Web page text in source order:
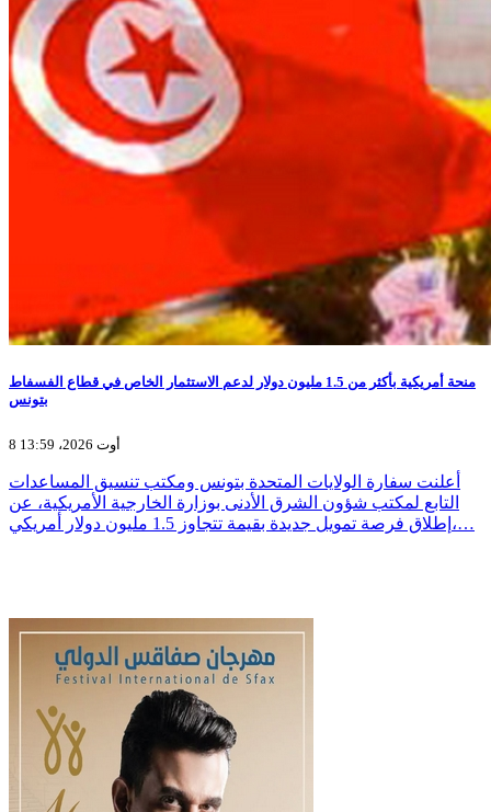
منحة أمريكية بأكثر من 1.5 مليون دولار لدعم الاستثمار الخاص في قطاع الفسفاط
بتونس
8 أوت 2026، 13:59
أعلنت سفارة الولايات المتحدة بتونس ومكتب تنسيق المساعدات
التابع لمكتب شؤون الشرق الأدنى بوزارة الخارجية الأمريكية، عن
إطلاق فرصة تمويل جديدة بقيمة تتجاوز 1.5 مليون دولار أمريكي،…